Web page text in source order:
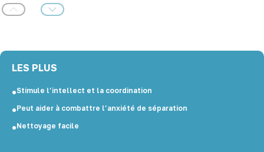
Précédent Suivant
LES PLUS
Stimule l’intellect et la coordination
Peut aider à combattre l’anxiété de séparation
Nettoyage facile